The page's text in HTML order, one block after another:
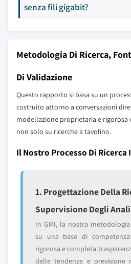
senza fili gigabit?
Metodologia Di Ricerca,
Di Validazione
Questo rapporto si basa su un
costruito attorno a conversazioni
modellazione proprietaria e rigorosa
non solo su ricerche a tavolino.
Il Nostro Processo Di Ricerca
1. Progettazione Della
Supervisione Degli
In GMI, la nostra
su una base di
rigorosa e completa
delle tendenze e